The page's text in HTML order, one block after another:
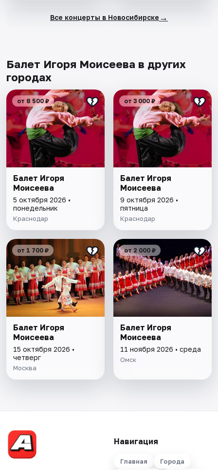
Все концерты в Новосибирске →
Балет Игоря Моисеева в других
городах
от 8 500 ₽
Балет Игоря
Моисеева
5 октября 2026 •
понедельник
Краснодар
от 3 000 ₽
Балет Игоря
Моисеева
9 октября 2026 •
пятница
Краснодар
от 1 700 ₽
Балет Игоря
Моисеева
15 октября 2026 •
четверг
Москва
от 2 000 ₽
Балет Игоря
Моисеева
11 ноября 2026 • среда
Омск
Навигация
Главная Города